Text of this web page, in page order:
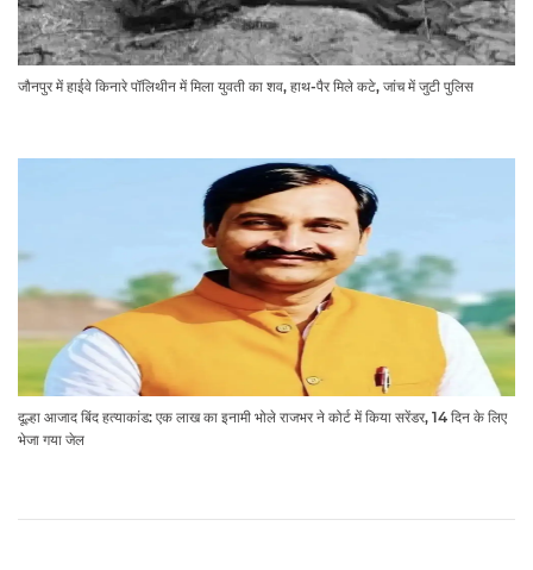
जौनपुर में हाईवे किनारे पॉलिथीन में मिला युवती का शव, हाथ-पैर मिले कटे, जांच में जुटी पुलिस
दूल्हा आजाद बिंद हत्याकांड: एक लाख का इनामी भोले राजभर ने कोर्ट में किया सरेंडर, 14 दिन के लिए
भेजा गया जेल